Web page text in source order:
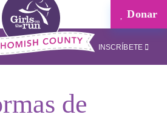
Donar
INSCRÍBETE
de